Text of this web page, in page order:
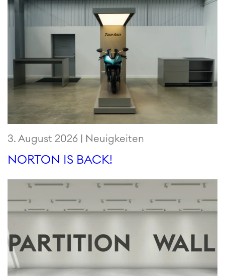
3. August 2026 | Neuigkeiten
NORTON IS BACK!